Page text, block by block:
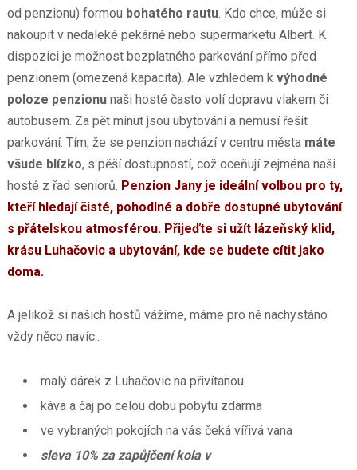
od penzionu) formou bohatého rautu. Kdo chce, může si
nakoupit v nedaleké pekárně nebo supermarketu Albert. K
dispozici je možnost bezplatného parkování přímo před
penzionem (omezená kapacita). Ale vzhledem k výhodné
poloze penzionunaši hosté často volí dopravu vlakem či
autobusem. Za pět minut jsou ubytováni a nemusí řešit
parkování. Tím, že se penzion nachází v centru města máte
všude blízko, s pěší dostupností, což oceňují zejména naši
hosté z řad seniorů. Penzion Jany je ideální volbou pro ty,
kteří hledají čisté, pohodlné a dobře dostupné ubytování
s přátelskou atmosférou. Přijeďte si užít lázeňský klid,
krásu Luhačovic a ubytování, kde se budete cítit jako
doma.
A jelikož si našich hostů vážíme, máme pro ně nachystáno
vždy něco navíc..
malý dárek z Luhačovic na přivítanou
káva a čaj po celou dobu pobytu zdarma
ve vybraných pokojích na vás čeká vířivá vana
sleva 10% za zapůjčení kola v